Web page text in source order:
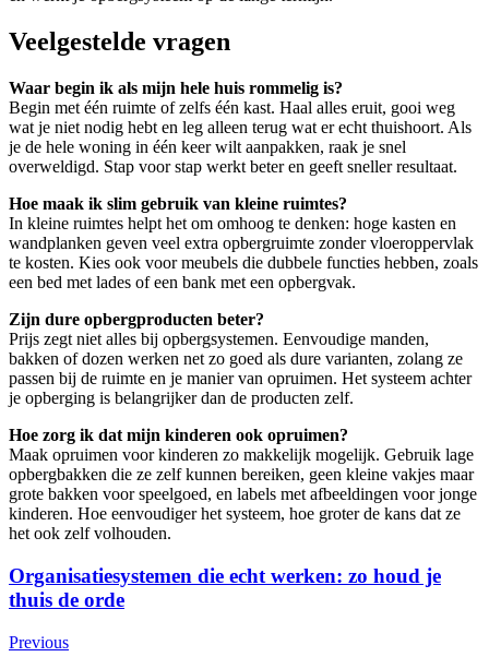
Veelgestelde vragen
Waar begin ik als mijn hele huis rommelig is?
Begin met één ruimte of zelfs één kast. Haal alles eruit, gooi weg
wat je niet nodig hebt en leg alleen terug wat er echt thuishoort. Als
je de hele woning in één keer wilt aanpakken, raak je snel
overweldigd. Stap voor stap werkt beter en geeft sneller resultaat.
Hoe maak ik slim gebruik van kleine ruimtes?
In kleine ruimtes helpt het om omhoog te denken: hoge kasten en
wandplanken geven veel extra opbergruimte zonder vloeroppervlak
te kosten. Kies ook voor meubels die dubbele functies hebben, zoals
een bed met lades of een bank met een opbergvak.
Zijn dure opbergproducten beter?
Prijs zegt niet alles bij opbergsystemen. Eenvoudige manden,
bakken of dozen werken net zo goed als dure varianten, zolang ze
passen bij de ruimte en je manier van opruimen. Het systeem achter
je opberging is belangrijker dan de producten zelf.
Hoe zorg ik dat mijn kinderen ook opruimen?
Maak opruimen voor kinderen zo makkelijk mogelijk. Gebruik lage
opbergbakken die ze zelf kunnen bereiken, geen kleine vakjes maar
grote bakken voor speelgoed, en labels met afbeeldingen voor jonge
kinderen. Hoe eenvoudiger het systeem, hoe groter de kans dat ze
het ook zelf volhouden.
Post
Navigation
Organisatiesystemen die echt werken: zo houd je
thuis de orde
Previous